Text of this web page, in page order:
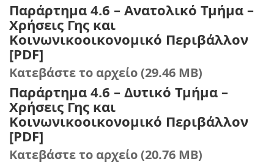
Παράρτημα 4.6 – Ανατολικό Τμήμα –
Χρήσεις Γης και
Κοινωνικοοικονομικό Περιβάλλον
[PDF]
Κατεβάστε το αρχείο (29.46 MB)
Παράρτημα 4.6 – Δυτικό Τμήμα –
Χρήσεις Γης και
Κοινωνικοοικονομικό Περιβάλλον
[PDF]
Κατεβάστε το αρχείο (20.76 MB)